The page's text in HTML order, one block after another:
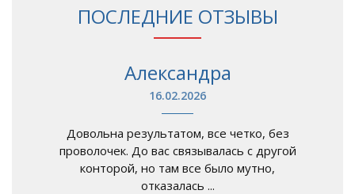
ПОСЛЕДНИЕ ОТЗЫВЫ
Александра
16.02.2026
Довольна результатом, все четко, без
проволочек. До вас связывалась с другой
конторой, но там все было мутно,
отказалась ...